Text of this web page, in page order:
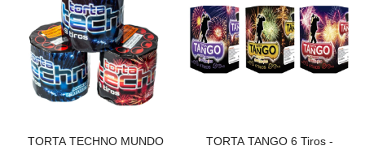
TORTA TECHNO MUNDO
PIROTECNICO 9 TIROS
TORTA TECHNO MUNDO
TORTA TANGO 6 Tiros - Pack
x3 Unidades
TORTA TANGO 6 Tiros -